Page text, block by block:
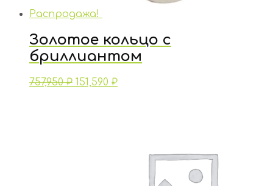
Распродажа!
Золотое кольцо с
бриллиантом
757,950₽ 151,590 ₽